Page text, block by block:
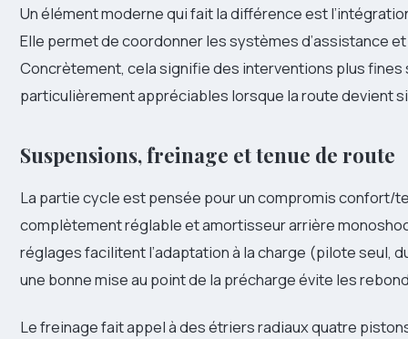
Un élément moderne qui fait la différence est
Elle permet de coordonner les systèmes d’assistance
Concrètement, cela signifie des interventions plus fines
particulièrement appréciables lorsque la route devient
Suspensions, freinage et tenue de route
La partie cycle est pensée pour un compromis confort/
complètement réglable et amortisseur arrière
réglages facilitent l’adaptation à la charge (pilote seul,
une bonne mise au point de la précharge évite les
Le freinage fait appel à des étriers radiaux quatre